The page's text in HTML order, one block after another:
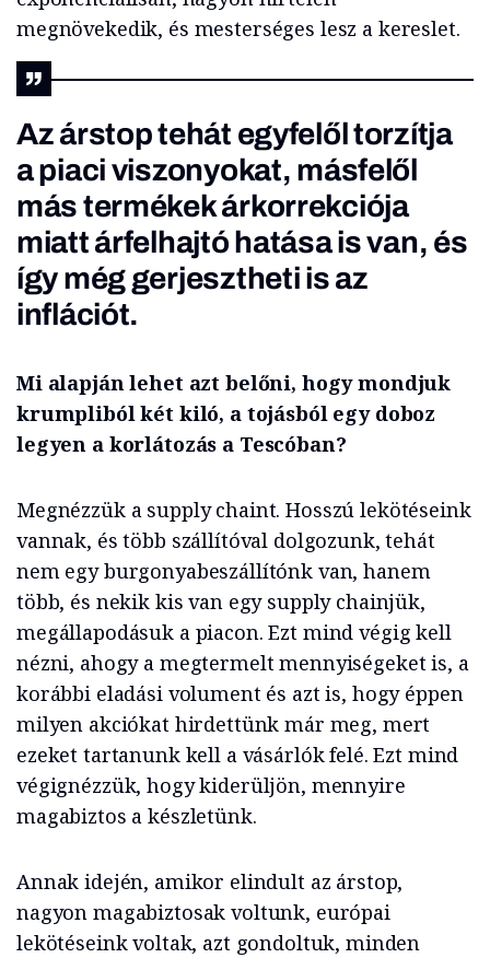
megnövekedik, és mesterséges lesz a kereslet.
Az árstop tehát egyfelől torzítja
a piaci viszonyokat, másfelől
más termékek árkorrekciója
miatt árfelhajtó hatása is van, és
így még gerjesztheti is az
inflációt.
Mi alapján lehet azt belőni, hogy mondjuk
krumpliból két kiló, a tojásból egy doboz
legyen a korlátozás a Tescóban?
Megnézzük a supply chaint. Hosszú lekötéseink
vannak, és több szállítóval dolgozunk, tehát
nem egy burgonyabeszállítónk van, hanem
több, és nekik kis van egy supply chainjük,
megállapodásuk a piacon. Ezt mind végig kell
nézni, ahogy a megtermelt mennyiségeket is, a
korábbi eladási volument és azt is, hogy éppen
milyen akciókat hirdettünk már meg, mert
ezeket tartanunk kell a vásárlók felé. Ezt mind
végignézzük, hogy kiderüljön, mennyire
magabiztos a készletünk.
Annak idején, amikor elindult az árstop,
nagyon magabiztosak voltunk, európai
lekötéseink voltak, azt gondoltuk, minden